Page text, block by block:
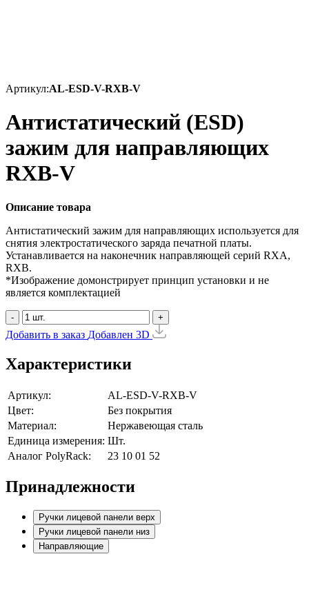
Артикул:AL-ESD-V-RXB-V
Антистатический (ESD)
зажим для направляющих
RXB-V
Описание товара
Антистатический зажим для направляющих используется для
снятия электростатического заряда печатной платы.
Устанавливается на наконечник направляющей серий RXA,
RXB.
*Изображение домонстрирует принцип установки и не
является комплектацией
- +
Добавить в заказ Добавлен 3D
Характеристики
Артикул:
AL-ESD-V-RXB-V
Цвет:
Без покрытия
Материал:
Нержавеющая сталь
Единица измерения: Шт.
Аналог PolyRack:
23 10 01 52
Принадлежности
Ручки лицевой панели верх
Ручки лицевой панели низ
Направляющие